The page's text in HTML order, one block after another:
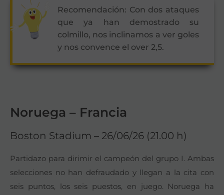
Recomendación: Con dos ataques
que ya han demostrado su
colmillo, nos inclinamos a ver goles
y nos convence el over 2,5.
Noruega – Francia
Boston Stadium – 26/06/26 (21.00 h)
Partidazo para dirimir el campeón del grupo I. Ambas
selecciones no han defraudado y llegan a la cita con
seis puntos, los seis puestos, en juego. Noruega ha